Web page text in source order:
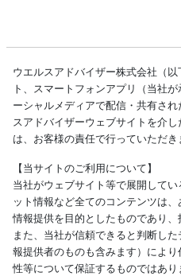
ウエルスアドバイザー株式会社（
ト、スマートフォンアプリ（当社
ーシャルメディアで配信・共有さ
スアドバイザーウェブサイトを介
は、お客様の責任で行っていただき
【当サイトのご利用について】
当社がウェブサイト等で展開して
ット情報など全てのコンテンツは
情報提供を目的としたものであり、
また、当社が信頼できると判断し
報提供者のものも含みます）によ
性等について保証するものではあ